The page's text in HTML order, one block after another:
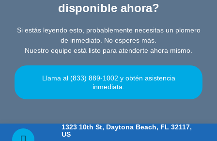
disponible ahora?
Si estás leyendo esto, probablemente necesitas un plomero
de inmediato. No esperes más.
Nuestro equipo está listo para atenderte ahora mismo.
Llama al (833) 889-1002 y obtén asistencia
inmediata.
1323 10th St, Daytona Beach, FL 32117,
US